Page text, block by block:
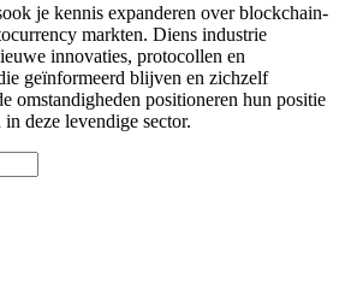
je kennis expanderen over blockchain-
markten. Diens industrie
innovaties, protocollen en
geïnformeerd blijven en zichzelf
omstandigheden positioneren hun positie
deze levendige sector.